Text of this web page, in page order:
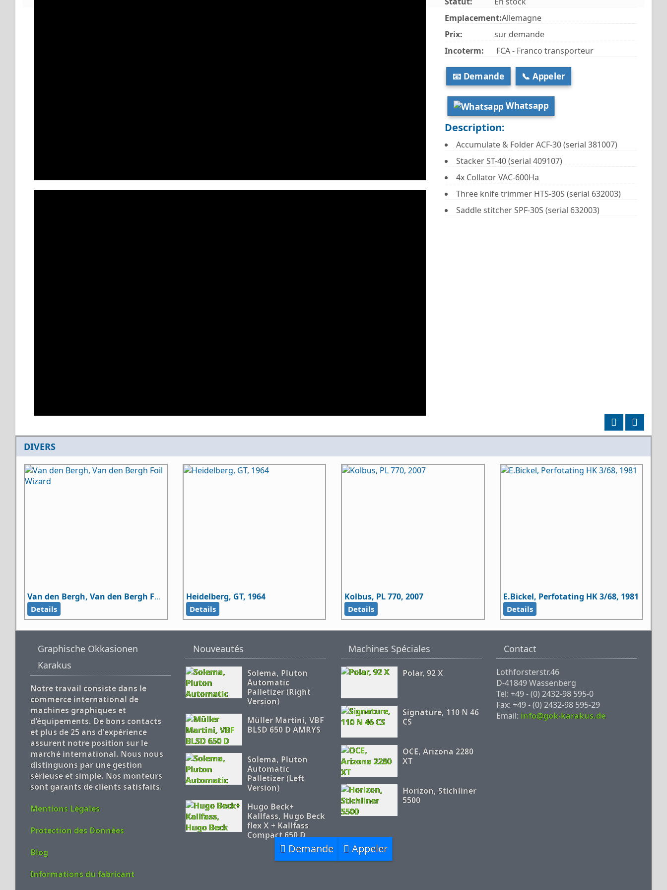
Emplacement:Allemagne
Prix:
sur demande
Incoterm:
FCA - Franco transporteur
📧 Demande 📞 Appeler
Whatsapp
Description:
Accumulate & Folder ACF-30 (serial 381007)
Stacker ST-40 (serial 409107)
4x Collator VAC-600Ha
Three knife trimmer HTS-30S (serial 632003)
Saddle stitcher SPF-30S (serial 632003)
DIVERS
Van den Bergh, Van den Bergh Foil Wizard
Details
Heidelberg, GT, 1964
Details
Kolbus, PL 770, 2007
Details
E.Bickel, Perfotating HK 3/68, 1981
Details
Graphische Okkasionen
Karakus
Notre travail consiste dans le
commerce international de
machines graphiques et
d'équipements. De bons contacts
et plus de 25 ans d'expérience
assurent notre position sur le
marché international. Nous nous
distinguons par une gestion
sérieuse et simple. Nos monteurs
sont garants de clients satisfaits.
Mentions Légales
Protection des Données
Blog
Informations du fabricant
Nouveautés
Solema, Pluton
Automatic
Palletizer (Right
Version)
Müller Martini, VBF
BLSD 650 D AMRYS
Solema, Pluton
Automatic
Palletizer (Left
Version)
Hugo Beck+
Kallfass, Hugo Beck
flex X + Kallfass
Compact 650 D
Machines Spéciales
Polar, 92 X
Signature, 110 N 46
CS
OCE, Arizona 2280
XT
Horizon, Stichliner
5500
Contact
Lothforsterstr.46
D-41849 Wassenberg
Tel: +49 - (0) 2432-98 595-0
Fax: +49 - (0) 2432-98 595-29
Email: info@gok-karakus.de
Demande Appeler